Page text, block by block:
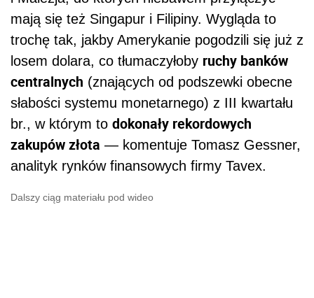
mają się też Singapur i Filipiny. Wygląda to
trochę tak, jakby Amerykanie pogodzili się już z
losem dolara, co tłumaczyłoby ruchy banków
centralnych (znających od podszewki obecne
słabości systemu monetarnego) z III kwartału
br., w którym to dokonały rekordowych
zakupów złota — komentuje Tomasz Gessner,
analityk rynków finansowych firmy Tavex.
Dalszy ciąg materiału pod wideo